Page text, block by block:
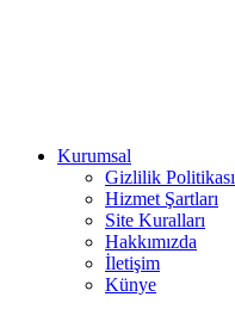
Kurumsal
Gizlilik Politikası
Hizmet Şartları
Site Kuralları
Hakkımızda
İletişim
Künye